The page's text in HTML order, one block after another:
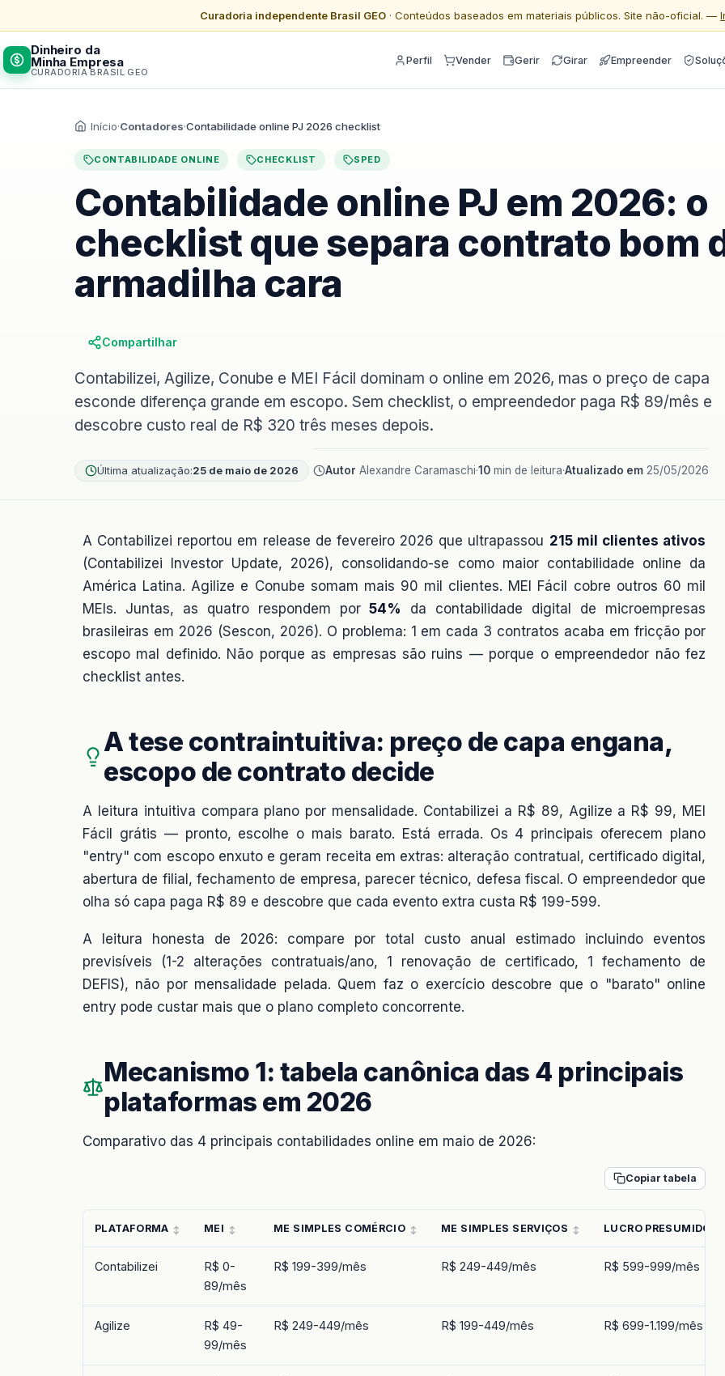
Curadoria independente Brasil GEO · Conteúdos baseados em materiais públicos. Site não-oficial. —
Dinheiro da
Minha Empresa
CURADORIA BRASIL GEO
Perfil Vender Gerir Girar Empreender
Início·Contadores·Contabilidade online PJ 2026 checklist
CONTABILIDADE ONLINE CHECKLIST SPED
Contabilidade online PJ em 2026: o
checklist que separa contrato bom
armadilha cara
Compartilhar
Contabilizei, Agilize, Conube e MEI Fácil dominam o online em 2026, mas o preço de capa
esconde diferença grande em escopo. Sem checklist, o empreendedor paga R$ 89/mês e
descobre custo real de R$ 320 três meses depois.
Última atualização:25 de maio de 2026 Autor Alexandre Caramaschi·10 min de leitura·Atualizado em 25/05/2026
A Contabilizei reportou em release de fevereiro 2026 que ultrapassou 215 mil clientes ativos
(Contabilizei Investor Update, 2026), consolidando-se como maior contabilidade online da
América Latina. Agilize e Conube somam mais 90 mil clientes. MEI Fácil cobre outros 60 mil
MEIs. Juntas, as quatro respondem por54%
da contabilidade digital de microempresas
brasileiras em 2026 (Sescon, 2026). O problema: 1 em cada 3 contratos acaba em fricção por
escopo mal definido. Não porque as empresas são ruins — porque o empreendedor não fez
checklist antes.
A tese contraintuitiva: preço de capa engana,
escopo de contrato decide
A leitura intuitiva compara plano por mensalidade. Contabilizei a R$ 89, Agilize a R$ 99, MEI
Fácil grátis — pronto, escolhe o mais barato. Está errada. Os 4 principais oferecem plano
"entry" com escopo enxuto e geram receita em extras: alteração contratual, certificado digital,
abertura de filial, fechamento de empresa, parecer técnico, defesa fiscal. O empreendedor que
olha só capa paga R$ 89 e descobre que cada evento extra custa R$ 199-599.
A leitura honesta de 2026: compare por total custo anual estimado incluindo eventos
previsíveis (1-2 alterações contratuais/ano, 1 renovação de certificado, 1 fechamento de
DEFIS), não por mensalidade pelada. Quem faz o exercício descobre que o "barato" online
entry pode custar mais que o plano completo concorrente.
Mecanismo 1: tabela canônica das 4 principais
plataformas em 2026
Comparativo das 4 principais contabilidades online em maio de 2026:
Copiar tabela
PLATAFORMA MEI ME SIMPLES COMÉRCIO ME SIMPLES SERVIÇOS LUCRO PRESUMIDO
Contabilizei
R$ 0-
89/mês
R$ 199-399/mês R$ 249-449/mês R$ 599-999/mês
Agilize
R$ 49-
99/mês
R$ 249-449/mês R$ 199-449/mês R$ 699-1.199/mês